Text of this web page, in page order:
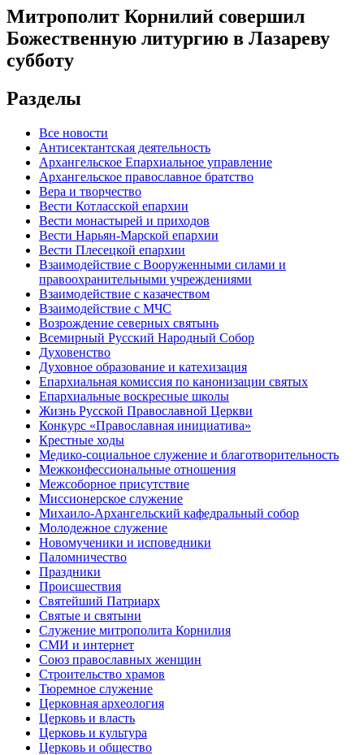
Митрополит Корнилий совершил
Божественную литургию в Лазареву
субботу
Разделы
Все новости
Антисектантская деятельность
Архангельское Епархиальное управление
Архангельское православное братство
Вера и творчество
Вести Котласской епархии
Вести монастырей и приходов
Вести Нарьян-Марской епархии
Вести Плесецкой епархии
Взаимодействие с Вооруженными силами и
правоохранительными учреждениями
Взаимодействие с казачеством
Взаимодействие с МЧС
Возрождение северных святынь
Всемирный Русский Народный Собор
Духовенство
Духовное образование и катехизация
Епархиальная комиссия по канонизации святых
Епархиальные воскресные школы
Жизнь Русской Православной Церкви
Конкурс «Православная инициатива»
Крестные ходы
Медико-социальное служение и благотворительность
Межконфессиональные отношения
Межсоборное присутствие
Миссионерское служение
Михаило-Архангельский кафедральный собор
Молодежное служение
Новомученики и исповедники
Паломничество
Праздники
Происшествия
Святейший Патриарх
Святые и святыни
Служение митрополита Корнилия
СМИ и интернет
Союз православных женщин
Строительство храмов
Тюремное служение
Церковная археология
Церковь и власть
Церковь и культура
Церковь и общество